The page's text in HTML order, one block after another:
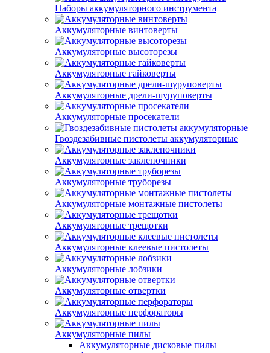
Наборы аккумуляторного инструмента
Аккумуляторные винтоверты
Аккумуляторные высоторезы
Аккумуляторные гайковерты
Аккумуляторные дрели-шуруповерты
Аккумуляторные просекатели
Гвоздезабивные пистолеты аккумуляторные
Аккумуляторные заклепочники
Аккумуляторные труборезы
Аккумуляторные монтажные пистолеты
Аккумуляторные трещотки
Аккумуляторные клеевые пистолеты
Аккумуляторные лобзики
Аккумуляторные отвертки
Аккумуляторные перфораторы
Аккумуляторные пилы
Аккумуляторные дисковые пилы